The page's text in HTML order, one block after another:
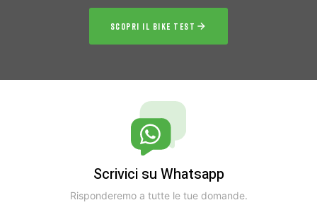
SCOPRI IL BIKE TEST
Scrivici su Whatsapp
Risponderemo a tutte le tue domande.